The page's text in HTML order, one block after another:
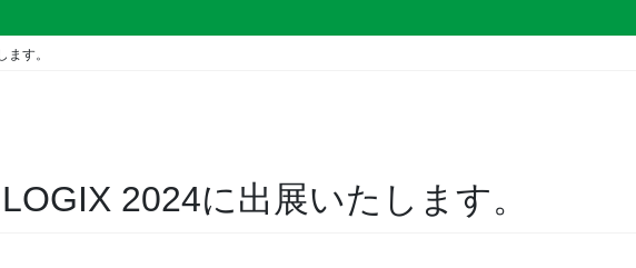
す。
2024に出展いたします。